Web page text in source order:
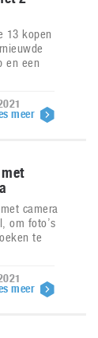
13 kopen
en een
meer
camera
om foto’s
te
meer